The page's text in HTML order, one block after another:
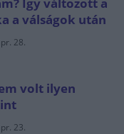
a válságok után
28.
volt ilyen
23.